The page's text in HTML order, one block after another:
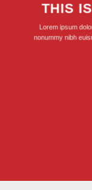
THIS
Lorem ipsum
nonummy nibh